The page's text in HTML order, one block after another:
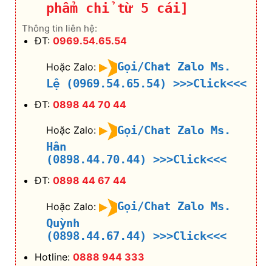
phẩm chỉ từ 5 cái]
Thông tin liên hệ:
ĐT: 0969.54.65.54
Hoặc Zalo:
Gọi/Chat Zalo Ms.
Lệ (0969.54.65.54)
>>>Click<<<
ĐT: 0898 44 70 44
Hoặc Zalo:
Gọi/Chat Zalo Ms.
Hân
(0898.44.70.44)
>>>Click<<<
ĐT: 0898 44 67 44
Hoặc Zalo:
Gọi/Chat Zalo Ms.
Quỳnh
(0898.44.67.44)
>>>Click<<<
Hotline: 0888 944 333